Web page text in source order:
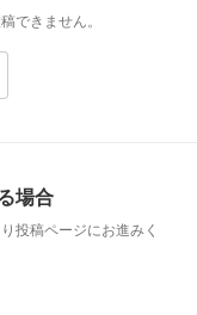
できません。
場合
投稿ページにお進みく